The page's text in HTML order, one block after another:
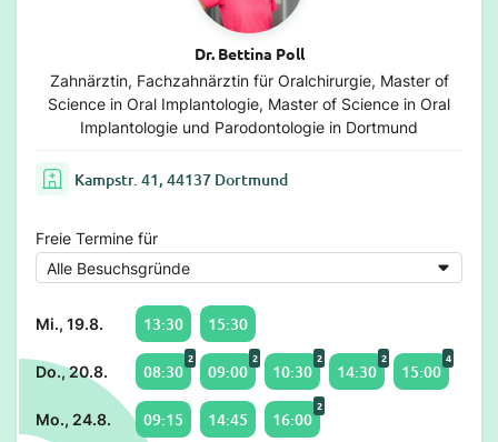
Dr. Bettina Poll
Zahnärztin, Fachzahnärztin für Oralchirurgie, Master of
Science in Oral Implantologie, Master of Science in Oral
Implantologie und Parodontologie in Dortmund
Kampstr. 41, 44137 Dortmund
Freie Termine für
Mi., 19.8. 13:30 15:30
Do., 20.8. 08:30
2
09:00
2
10:30
2
14:30
2
15:00
4
Mo., 24.8. 09:15 14:45 16:00
2